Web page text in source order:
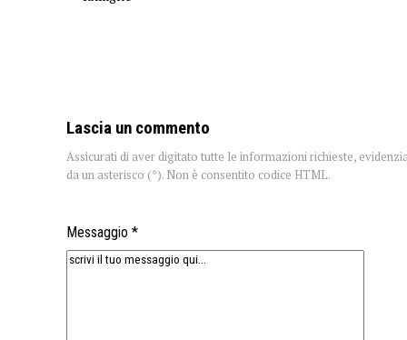
Lascia un commento
Assicurati di aver digitato tutte le informazioni richieste,
da un asterisco (*). Non è consentito codice HTML.
Messaggio *